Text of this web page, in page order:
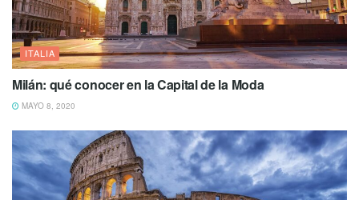
ITALIA
Milán: qué conocer en la Capital de la Moda
MAYO 8, 2020